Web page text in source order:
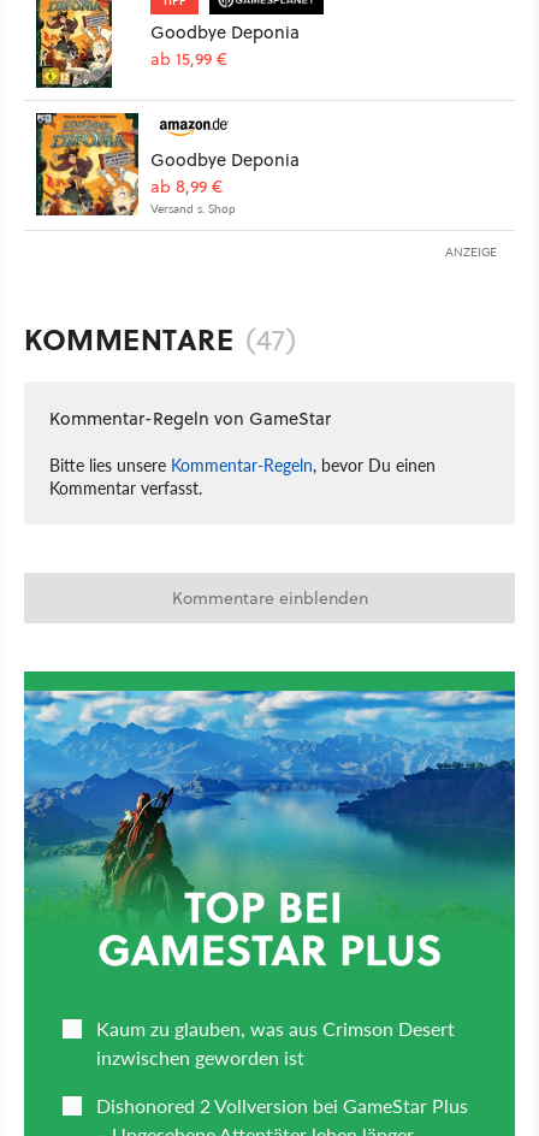
Goodbye Deponia
ab 15,99 €
Goodbye Deponia
ab 8,99 €
Versand s. Shop
ANZEIGE
KOMMENTARE (47)
Kommentar-Regeln von GameStar
Bitte lies unsere Kommentar-Regeln, bevor Du einen
Kommentar verfasst.
Kommentare einblenden